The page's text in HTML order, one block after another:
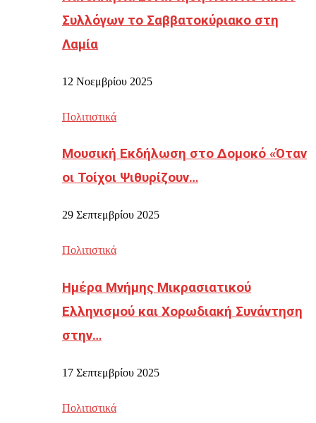
Συλλόγων το Σαββατοκύριακο στη
Λαμία
12 Νοεμβρίου 2025
Πολιτιστικά
Μουσική Εκδήλωση στο Δομοκό «Όταν
οι Τοίχοι Ψιθυρίζουν…
29 Σεπτεμβρίου 2025
Πολιτιστικά
Ημέρα Μνήμης Μικρασιατικού
Ελληνισμού και Χορωδιακή Συνάντηση
στην…
17 Σεπτεμβρίου 2025
Πολιτιστικά